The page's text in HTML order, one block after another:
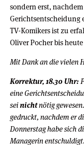
sondern erst,
Gerichtsentscheidung
TV-Komikers ist zu
Oliver Pocher bis
Mit Dank an die vielen
Korrektur, 18.30 Uhr:
eine
seinichtnötig
gedruckt, nachdem er
Donnerstag habe sich
Managerin entschuldigt.